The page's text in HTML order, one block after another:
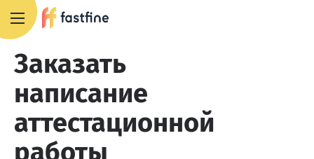
Заказать
написание
аттестационной
работы